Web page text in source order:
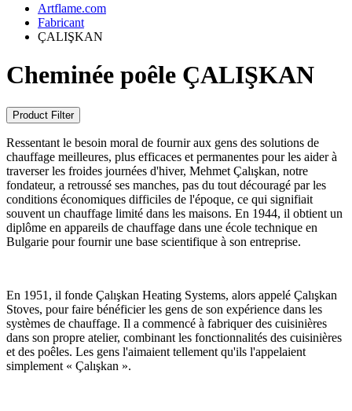
Artflame.com
Fabricant
ÇALIŞKAN
Cheminée poêle ÇALIŞKAN
Product Filter
Ressentant le besoin moral de fournir aux gens des solutions de
chauffage meilleures, plus efficaces et permanentes pour les aider à
traverser les froides journées d'hiver, Mehmet Çalışkan, notre
fondateur, a retroussé ses manches, pas du tout découragé par les
conditions économiques difficiles de l'époque, ce qui signifiait
souvent un chauffage limité dans les maisons. En 1944, il obtient un
diplôme en appareils de chauffage dans une école technique en
Bulgarie pour fournir une base scientifique à son entreprise.
En 1951, il fonde Çalışkan Heating Systems, alors appelé Çalışkan
Stoves, pour faire bénéficier les gens de son expérience dans les
systèmes de chauffage. Il a commencé à fabriquer des cuisinières
dans son propre atelier, combinant les fonctionnalités des cuisinières
et des poêles. Les gens l'aimaient tellement qu'ils l'appelaient
simplement « Çalışkan ».